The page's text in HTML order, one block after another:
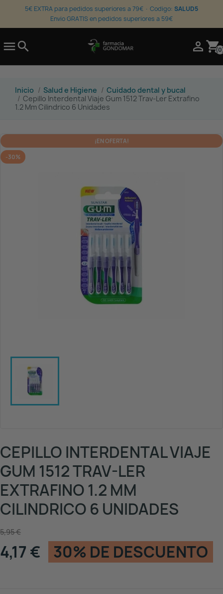
5€ EXTRA para pedidos superiores a 79€ · Codigo: SALUD5
Envio GRATIS en pedidos superiores a 59€
search  shopping_cart
Inicio Salud e Higiene
Cuidado dental y bucal
Cepillo Interdental Viaje Gum 1512 Trav-Ler Extrafino
1.2 Mm Cilindrico 6 Unidades
¡EN OFERTA!
-30%
CEPILLO INTERDENTAL VIAJE
GUM 1512 TRAV-LER
EXTRAFINO 1.2 MM
CILINDRICO 6 UNIDADES
5,95 €
4,17 € 30% DE DESCUENTO